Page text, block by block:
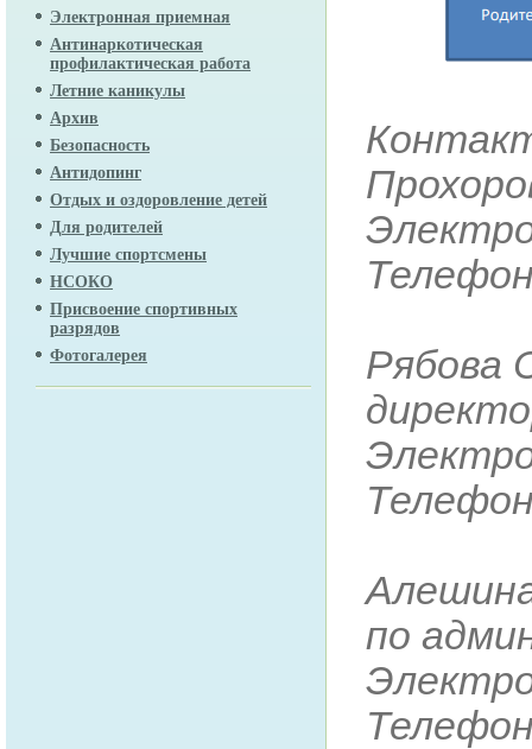
Электронная приемная
Антинаркотическая
профилактическая работа
Летние каникулы
Архив
Безопасность
Антидопинг
Отдых и оздоровление детей
Для родителей
Лучшие спортсмены
НСОКО
Присвоение спортивных
разрядов
Фотогалерея
Рябова
по